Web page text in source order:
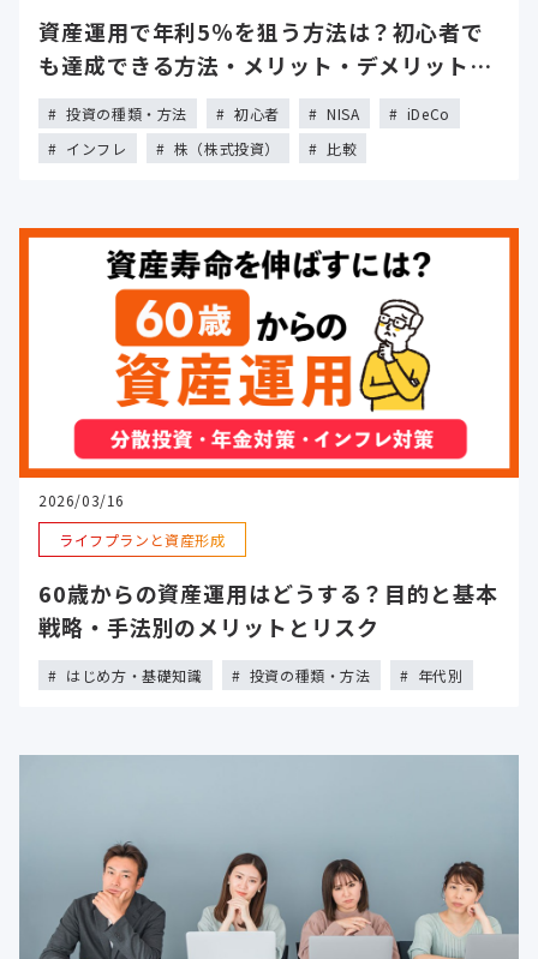
資産運用で年利5％を狙う方法は？初心者で
も達成できる方法・メリット・デメリットを
解説投資の種類・方法 初心者 NISA
iDeCo
インフレ
株（株式投資） 比較
2026/03/16
ライフプランと資産形成
60歳からの資産運用はどうする？目的と基本
戦略・手法別のメリットとリスク
はじめ方・基礎知識 投資の種類・方法 年代別